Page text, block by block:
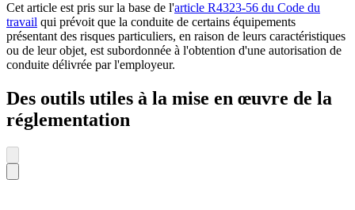
Cet article est pris sur la base de l'article R4323-56 du Code du
travail qui prévoit que la conduite de certains équipements
présentant des risques particuliers, en raison de leurs caractéristiques
ou de leur objet, est subordonnée à l'obtention d'une autorisation de
conduite délivrée par l'employeur.
Des outils utiles à la mise en œuvre de la
réglementation